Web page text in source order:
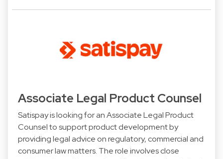
Associate Legal Product Counsel
Satispay is looking for an Associate Legal Product
Counsel to support product development by
providing legal advice on regulatory, commercial and
consumer law matters. The role involves close